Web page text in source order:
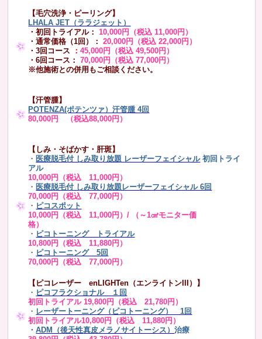
【毛穴洗浄・ピーリング】
LHALA JET（ララジェット）
・初回トライアル：10,000円（税込 11,000円）
・通常価格（1回）：
20,000円（税込 22,000円）
・3回コース ：45,000円（税込 49,500円）
・6回コース：
70,000円（税込 77,000円）
※他施術との併用もご相談ください。
【汗管腫】
POTENZA(ポテンツァ）汗管腫 4回
80,000円 （税込88,000円）
【しみ・そばかす・肝斑】
・ 医療脱毛付 しみ取り放題 レーザーフェイシャル 初回トライ
アル
10,000円（税込 11,000円）
・ 医療脱毛付 しみ取り放題レーザーフェイシャル 6回
70,000円（税込 77,000円）
・ ピコスポット
10,000円（税込 11,000円）/ （～1㎠モニター価
格）
・ ピコトーニング トライアル
10,800円（税込 11,880円）
・ ピコトーニング 5回
70,000円（税込 77,000円）
【ピコレーザー enLIGHTen（エンライトンIII）】
・ ピコフラクショナル １回
初回トライアル 19,800円（税込 21,780円）
・ レーザートーニング（ピコトーニング） 1回
初回トライアル10,800円（税込 11,880円）
・ADM（後天性真皮メラノサイトーシス）治療